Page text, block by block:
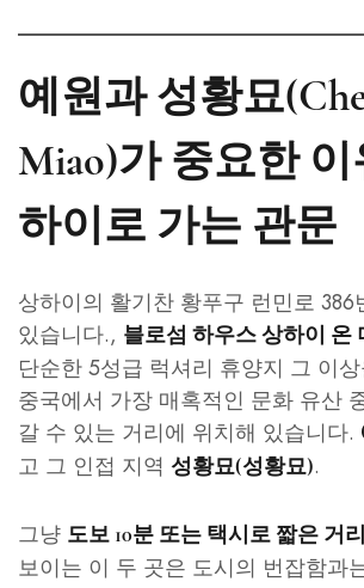
예원과 성황묘
Miao)가 중요한 이
하이로 가는 관문
상하이의 활기찬 황푸구 런민로 386
있습니다., 블로섬 하우스 상하이 온
단순한 5성급 럭셔리 휴양지 그 이
중국에서 가장 매혹적인 문화 유산
갈 수 있는 거리에 위치해 있습니다.
고 그 인접 지역 성황묘(성황묘).
그냥 도보 10분 또는 택시로 짧은 거리
보이는 이 두 곳은 도시의 번잡함과